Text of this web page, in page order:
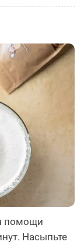
помощи
Насыпьте